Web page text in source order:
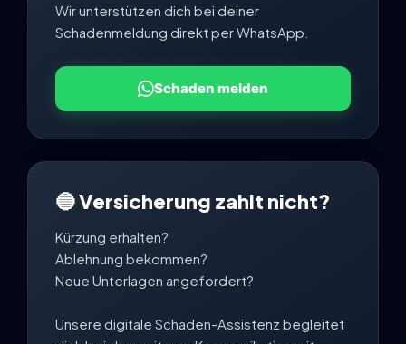
Wir unterstützen dich bei deiner
Schadenmeldung direkt per WhatsApp.
Schaden melden
🔵 Versicherung zahlt nicht?
Kürzung erhalten?
Ablehnung bekommen?
Neue Unterlagen angefordert?
Unsere digitale Schaden-Assistenz begleitet